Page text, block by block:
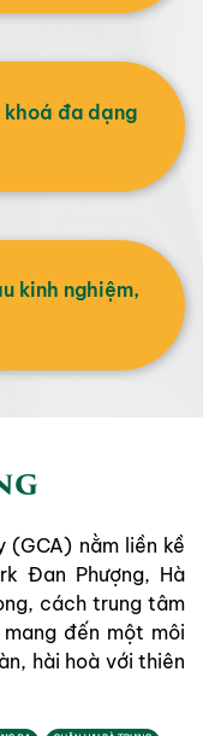
đa dạng
kinh nghiệm,
(GCA) nằm liền kề
Đan Phượng, Hà
cách trung tâm
mang đến một môi
hài hoà với thiên